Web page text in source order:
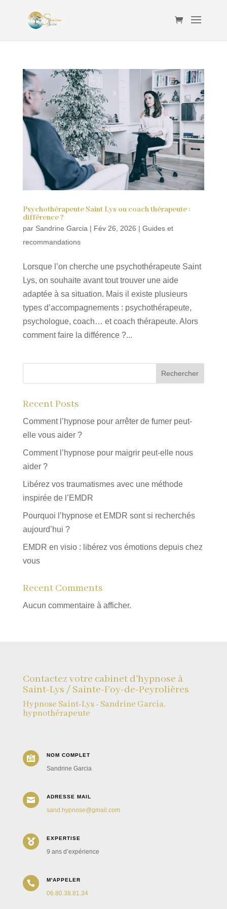
Psychothérapeute Saint Lys ou coach thérapeute :
différence ?
par Sandrine Garcia | Fév 26, 2026 | Guides et
recommandations
Lorsque l’on cherche une psychothérapeute Saint
Lys, on souhaite avant tout trouver une aide
adaptée à sa situation. Mais il existe plusieurs
types d’accompagnements : psychothérapeute,
psychologue, coach… et coach thérapeute. Alors
comment faire la différence ?...
Rechercher
Recent Posts
Comment l’hypnose pour arrêter de fumer peut-
elle vous aider ?
Comment l’hypnose pour maigrir peut-elle nous
aider ?
Libérez vos traumatismes avec une méthode
inspirée de l’EMDR
Pourquoi l’hypnose et EMDR sont si recherchés
aujourd’hui ?
EMDR en visio : libérez vos émotions depuis chez
vous
Recent Comments
Aucun commentaire à afficher.
Contactez votre cabinet d'hypnose à
Saint-Lys / Sainte-Foy-de-Peyrolières
Hypnose Saint-Lys - Sandrine Garcia,
hypnothérapeute
 NOM COMPLET
Sandrine Garcia
 ADRESSE MAIL
sand.hypnose@gmail.com
 EXPERTISE
9 ans d’expérience
 M'APPELER
06.80.38.81.34